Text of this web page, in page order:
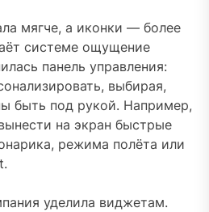
мягче, а иконки — более
системе ощущение
панель управления:
выбирая,
быть под рукой. Например,
на экран быстрые
режима полёта или
уделила виджетам.